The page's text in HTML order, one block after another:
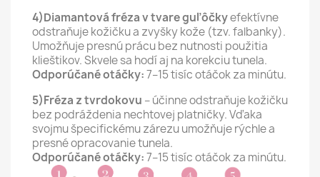
4)Diamantová fréza v tvare guľôčkyefektívne
odstraňuje kožičku a zvyšky kože (tzv. falbanky).
Umožňuje presnú prácu bez nutnosti použitia
klieštikov. Skvele sa hodí aj na korekciu tunela.
Odporúčané otáčky:7–15 tisíc otáčok za minútu.
5)Fréza z tvrdokovu – účinne odstraňuje kožičku
bez podráždenia nechtovej platničky. Vďaka
svojmu špecifickému zárezu umožňuje rýchle a
presné opracovanie tunela.
Odporúčané otáčky:7–15 tisíc otáčok za minútu.